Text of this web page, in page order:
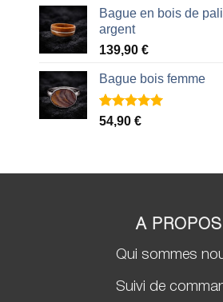
Bague en bois de
argent
139,90 €
Bague bois femme
Noté5.00
sur 5 basé
2
54,90 €
A PROPOS
Qui sommes
Suivi de